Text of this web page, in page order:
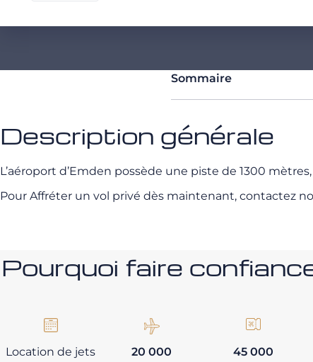
Sommaire
Description générale
L’aéroport d’Emden possède une piste de 1300
Pour Affréter un vol privé dès maintenant, contactez
Pourquoi faire
Location de jets
20 000
45 000